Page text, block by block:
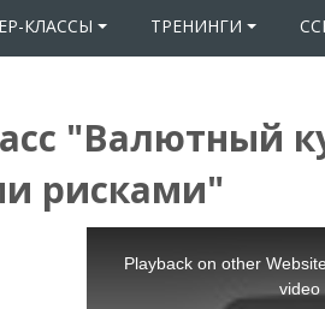
КЛАССЫ ТРЕНИНГИ
"Валютный
рисками"
Playback on other
video